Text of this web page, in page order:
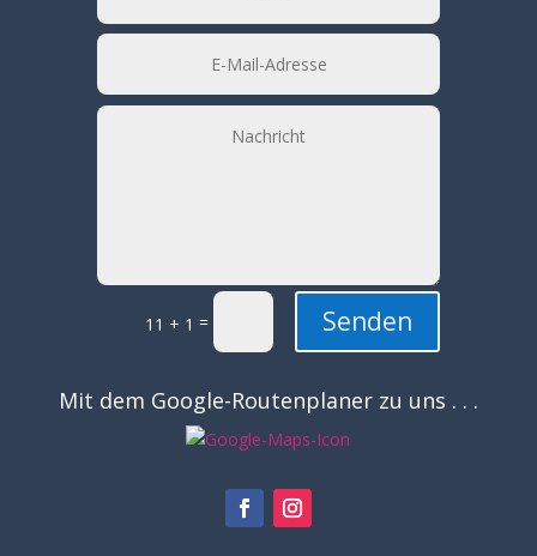
11 + 1 = Senden
Mit dem Google-Routenplaner zu uns . . .